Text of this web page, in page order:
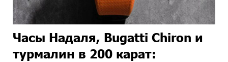
Часы Надаля, Bugatti Chiron и
турмалин в 200 карат: